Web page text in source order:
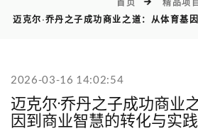
首页
精品项
迈克尔·乔丹之子成功商业之道：从体育基
2026-03-16 14:02:54
迈克尔·乔丹之子成功商业
因到商业智慧的转化与实践